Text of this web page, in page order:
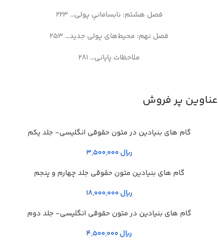
فصل هشتم: نابسامانیِ پولی… 223
فصل نهم: محیط‌های پولی جدید… 253
ملاحظات پایانی… 281
عناوین پر فروش
گام های بنیادین در متون حقوقي انگليسي- جلد يكم
ریال
گام های بنیادین متون حقوقی جلد چهارم و پنجم
ریال
گام های بنیادین در متون حقوقي انگليسي- جلد دوم
ریال